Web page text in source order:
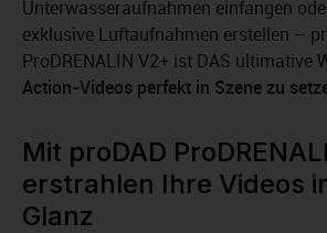
Unterwasseraufnahmen einfangen
exklusive Luftaufnahmen erstellen –
ProDRENALIN V2+ ist DAS ultimative
Action-Videos perfekt in Szene zu
Mit proDAD
erstrahlen Ihre Videos
Glanz